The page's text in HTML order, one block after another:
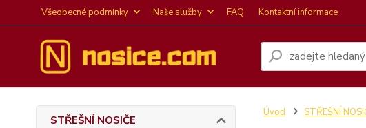
Všeobecné podmínky Naše služby FAQ Kontaktní informace
STŘEŠNÍ NOSIČE
Úvod STŘEŠNÍ